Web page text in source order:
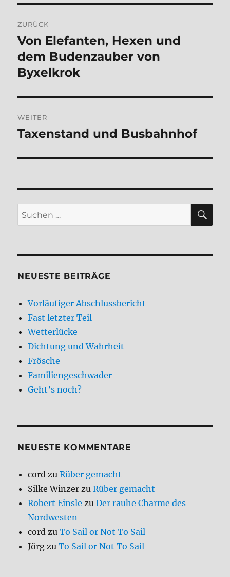
ZURÜCK
Vorheriger
Beitrag:
Von Elefanten, Hexen und
dem Budenzauber von
Byxelkrok
WEITER
Nächster
Taxenstand und Busbahnhof
Suchen
nach:
NEUESTE BEITRÄGE
Vorläufiger Abschlussbericht
Fast letzter Teil
Wetterlücke
Dichtung und Wahrheit
Frösche
Familiengeschwader
Geht’s noch?
NEUESTE KOMMENTARE
cord zuRüber gemacht
Silke Winzer zuRüber gemacht
Robert Einsle zuDer rauhe Charme des
Nordwesten
cord zuTo Sail or Not To Sail
Jörg zuTo Sail or Not To Sail